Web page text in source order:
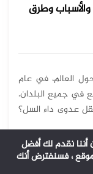
وطرق
شخص حول العالم، في عام
في جميع البلدان.
عدوى داء السل؟
أننا نقدم لك أفضل
، فسنفترض أنك